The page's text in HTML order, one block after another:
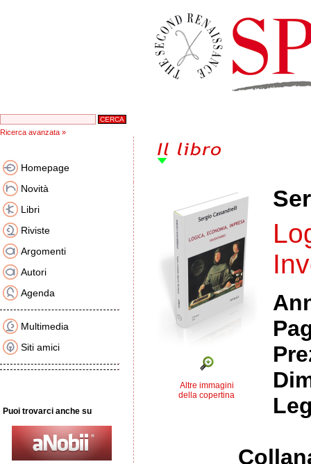
Ricerca avanzata »
Homepage
Novità
Libri
Riviste
Argomenti
Autori
Agenda
Multimedia
Siti amici
Puoi trovarci anche su
Altre immagini
della copertina